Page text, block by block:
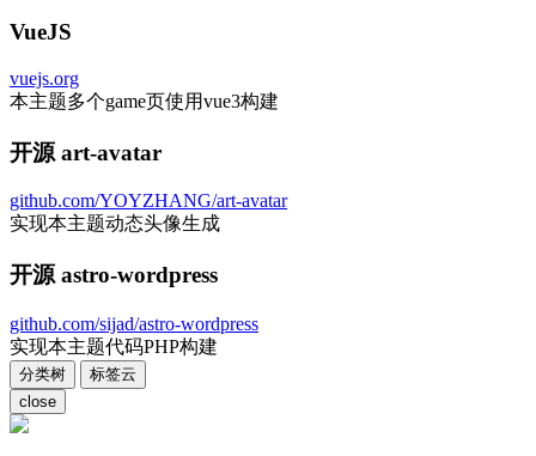
VueJS
vuejs.org
本主题多个game页使用vue3构建
开源 art-avatar
github.com/YOYZHANG/art-avatar
实现本主题动态头像生成
开源 astro-wordpress
github.com/sijad/astro-wordpress
实现本主题代码PHP构建
分类树
标签云
close